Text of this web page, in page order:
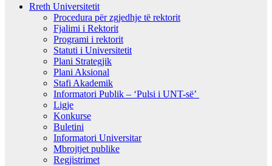
Rreth Universitetit
Procedura për zgjedhje të rektorit
Fjalimi i Rektorit
Programi i rektorit
Statuti i Universitetit
Plani Strategjik
Plani Aksional
Stafi Akademik
Informatori Publik – ‘Pulsi i UNT-së’
Ligje
Konkurse
Buletini
Informatori Universitar
Mbrojtjet publike
Regjistrimet